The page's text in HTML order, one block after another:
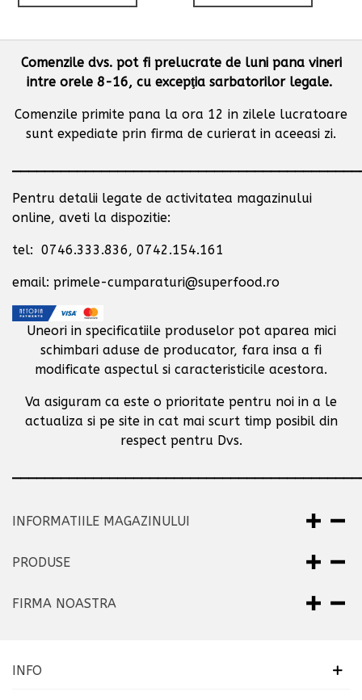
Comenzile dvs. pot fi prelucrate de luni pana vineri
intre orele 8-16, cu excepţia sarbatorilor legale.
Comenzile primite pana la ora 12 in zilele lucratoare
sunt expediate prin firma de curierat in aceeasi zi.
Pentru detalii legate de activitatea magazinului
online, aveti la dispozitie:
tel: 0746.333.836, 0742.154.161
email: primele-cumparaturi@superfood.ro
Uneori in specificatiile produselor pot aparea mici
schimbari aduse de producator, fara insa a fi
modificate aspectul si caracteristicile acestora.
Va asiguram ca este o prioritate pentru noi in a le
actualiza si pe site in cat mai scurt timp posibil din
respect pentru Dvs.
INFORMATIILE MAGAZINULUI
PRODUSE
FIRMA NOASTRA
INFO